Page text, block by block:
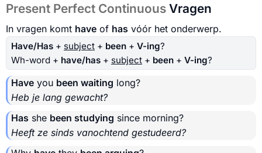
Present Perfect Continuous Vragen
In vragen komt have of has vóór het onderwerp.
Have/Has + subject + been + V-ing?
Wh-word + have/has + subject + been + V-ing?
Have you been waiting long?
Heb je lang gewacht?
Has she been studying since morning?
Heeft ze sinds vanochtend gestudeerd?